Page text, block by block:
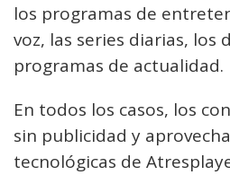
los programas de
voz, las series diarias, los
programas de actualidad.
En todos los casos, los
sin publicidad y
tecnológicas de